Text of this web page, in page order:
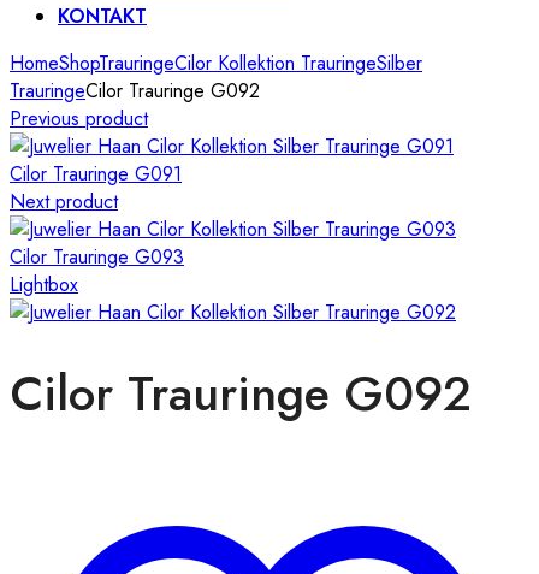
KONTAKT
HomeShopTrauringeCilor Kollektion TrauringeSilber
TrauringeCilor Trauringe G092
Previous product
Cilor Trauringe G091
Next product
Cilor Trauringe G093
Lightbox
Cilor Trauringe G092